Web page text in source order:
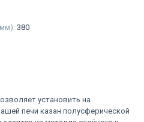
380
установить на
печи казан полусферической